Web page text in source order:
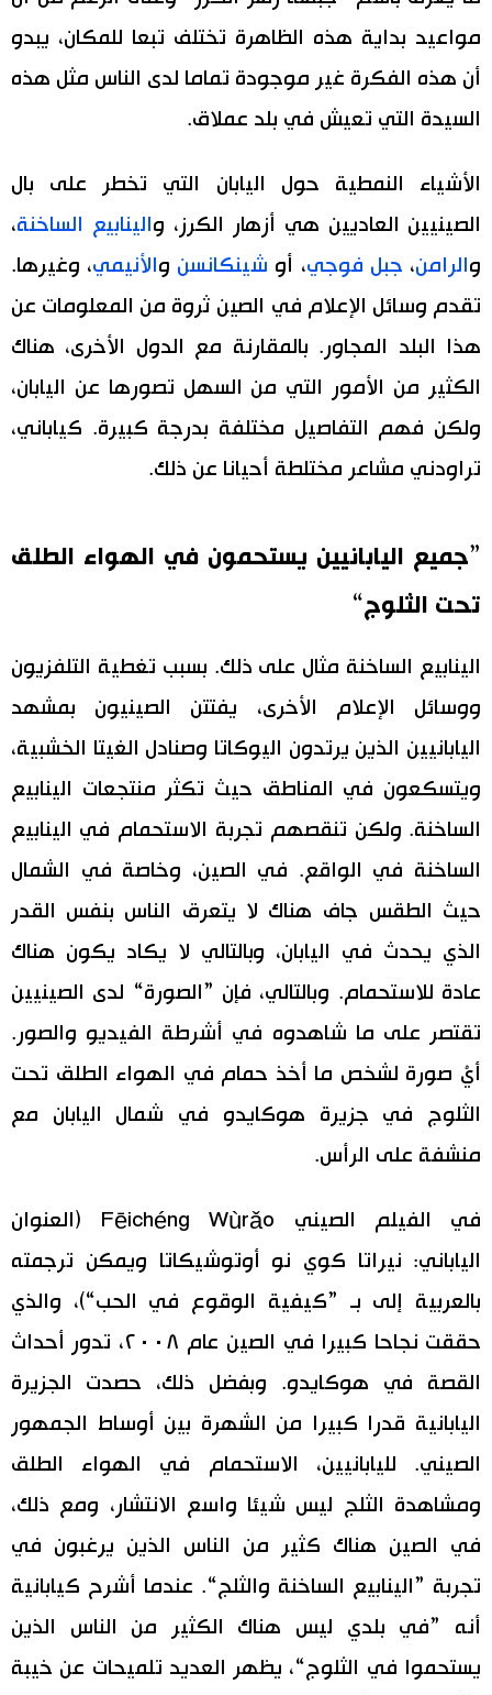
مواعيد بداية هذه الظاهرة تختلف تبعا للمكان، يبدو
أن هذه الفكرة غير موجودة تماما لدى الناس مثل هذه
السيدة التي تعيش في بلد عملاق.
الأشياء النمطية حول اليابان التي تخطر على بال
الصينيين العاديين هي أزهار الكرز، والينابيع الساخنة،
والرامن، جبل فوجي، أو شينكانسن والأنيمي، وغيرها.
تقدم وسائل الإعلام في الصين ثروة من المعلومات عن
هذا البلد المجاور. بالمقارنة مع الدول الأخرى، هناك
الكثير من الأمور التي من السهل تصورها عن اليابان،
ولكن فهم التفاصيل مختلفة بدرجة كبيرة. كياباني،
تراودني مشاعر مختلطة أحيانا عن ذلك.
”جميع اليابانيين يستحمون في الهواء الطلق
تحت الثلوج“
الينابيع الساخنة مثال على ذلك. بسبب تغطية التلفزيون
ووسائل الإعلام الأخرى، يفتتن الصينيون بمشهد
اليابانيين الذين يرتدون اليوكاتا وصنادل الغيتا الخشبية،
ويتسكعون في المناطق حيث تكثر منتجعات الينابيع
الساخنة. ولكن تنقصهم تجربة الاستحمام في الينابيع
الساخنة في الواقع. في الصين، وخاصة في الشمال
حيث الطقس جاف هناك لا يتعرق الناس بنفس القدر
الذي يحدث في اليابان، وبالتالي لا يكاد يكون هناك
عادة للاستحمام. وبالتالي، فإن ”الصورة“ لدى الصينيين
تقتصر على ما شاهدوه في أشرطة الفيديو والصور.
أيْ صورة لشخص ما أخذ حمام في الهواء الطلق تحت
الثلوج في جزيرة هوكايدو في شمال اليابان مع
منشفة على الرأس.
في الفيلم الصيني Fēichéng Wùrǎo (العنوان
الياباني: نيراتا كوي نو أوتوشيكاتا ويمكن ترجمته
بالعربية إلى بـ ”كيفية الوقوع في الحب“)، والذي
حققت نجاحا كبيرا في الصين عام ٢٠٠٨، تدور أحداث
القصة في هوكايدو. وبفضل ذلك، حصدت الجزيرة
اليابانية قدرا كبيرا من الشهرة بين أوساط الجمهور
الصيني. لليابانيين، الاستحمام في الهواء الطلق
ومشاهدة الثلج ليس شيئا واسع الانتشار، ومع ذلك،
في الصين هناك كثير من الناس الذين يرغبون في
تجربة ”الينابيع الساخنة والثلج“. عندما أشرح كيابانية
أنه ”في بلدي ليس هناك الكثير من الناس الذين
يستحموا في الثلوج“، يظهر العديد تلميحات عن خيبة